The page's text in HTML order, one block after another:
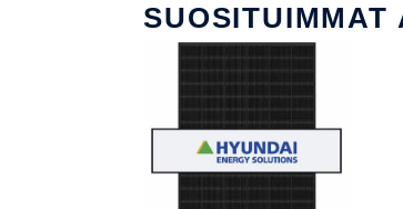
SUOSITUIMMAT